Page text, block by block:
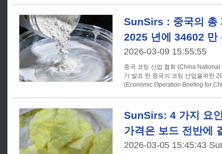
SunSirs : 중국의 총
2025 년에 34602 만
2026-03-09 15:55:55
중국 코팅 산업 협회 (China
가 발표 한 중국의 코팅 산업을위한
(Economic Operation Briefing for
SunSirs: 4 가지 요
가격은 보드 전반에
2026-03-05 15:45:43